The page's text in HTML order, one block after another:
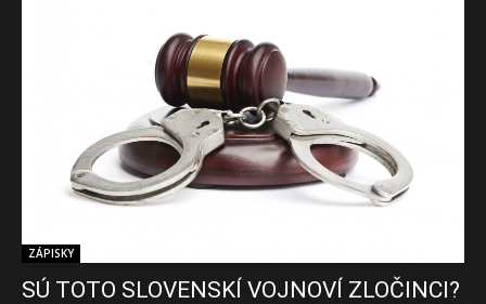
ZÁPISKY
SÚ TOTO SLOVENSKÍ VOJNOVÍ ZLOČINCI?